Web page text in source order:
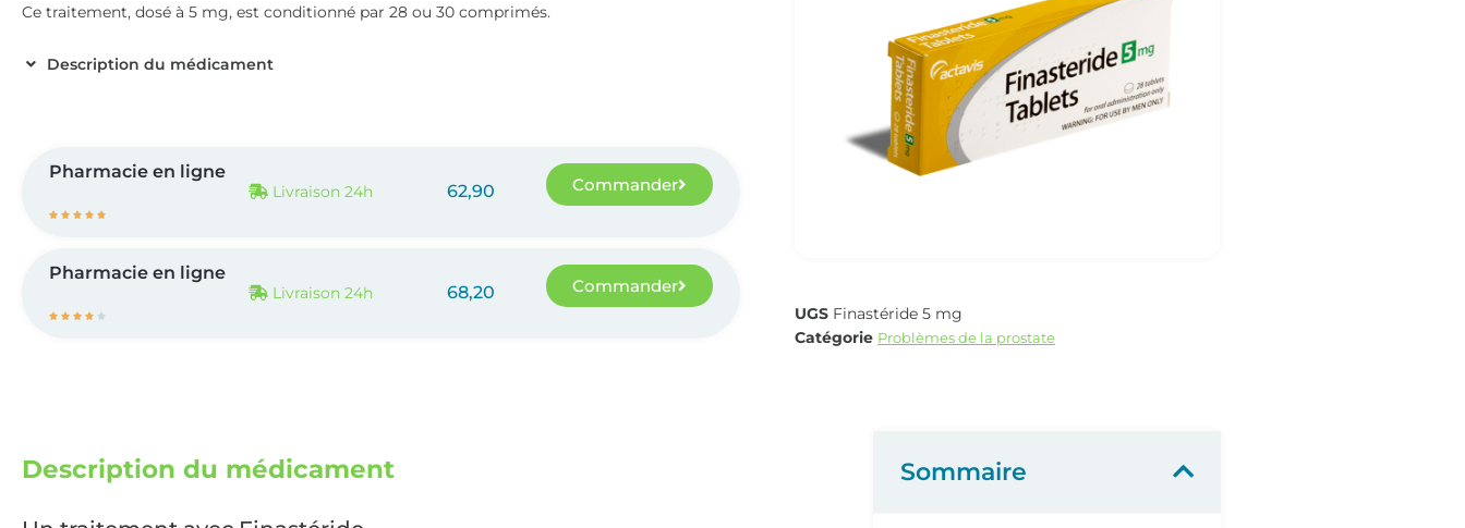
Ce traitement, dosé à 5 mg, est conditionné par 28 ou 30 comprimés.
Description du médicament
Pharmacie en ligne
    
Livraison 24h 62,90 Commander
Pharmacie en ligne
    
Livraison 24h 68,20 Commander
UGS Finastéride 5 mg
Catégorie Problèmes de la prostate
Description du médicament Sommaire